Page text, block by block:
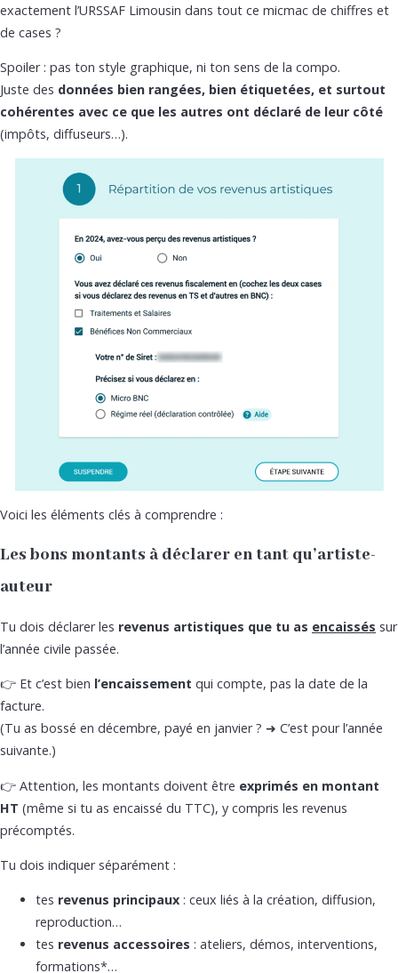
exactement l’URSSAF Limousin dans tout ce micmac de chiffres et
de cases ?
Spoiler : pas ton style graphique, ni ton sens de la compo.
Juste des données bien rangées, bien étiquetées, et surtout
cohérentes avec ce que les autres ont déclaré de leur côté
(impôts, diffuseurs…).
Voici les éléments clés à comprendre :
Les bons montants à déclarer en tant qu’artiste-
auteur
Tu dois déclarer les revenus artistiques que tu as encaissés sur
l’année civile passée.
👉 Et c’est bien l’encaissement qui compte, pas la date de la
facture.
(Tu as bossé en décembre, payé en janvier ? ➜ C’est pour l’année
suivante.)
👉 Attention, les montants doivent être exprimés en montant
HT (même si tu as encaissé du TTC), y compris les revenus
précomptés.
Tu dois indiquer séparément :
tes revenus principaux : ceux liés à la création, diffusion,
reproduction…
tes revenus accessoires : ateliers, démos, interventions,
formations*…